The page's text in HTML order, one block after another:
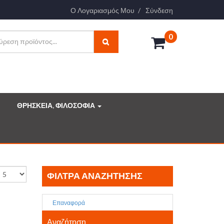
Σύνδεση
Ο Λογαριασμός Μου
0
ΘΡΗΣΚΕΙΑ, ΦΙΛΟΣΟΦΙΑ
ΦΊΛΤΡΑ ΑΝΑΖΉΤΗΣΗΣ
Επαναφορά
Αναζήτηση